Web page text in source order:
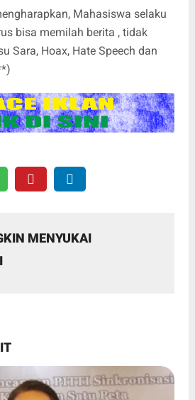
Mahasiswa selaku
bisa memilah berita , tidak
Sara, Hoax, Hate Speech dan
MENYUKAI